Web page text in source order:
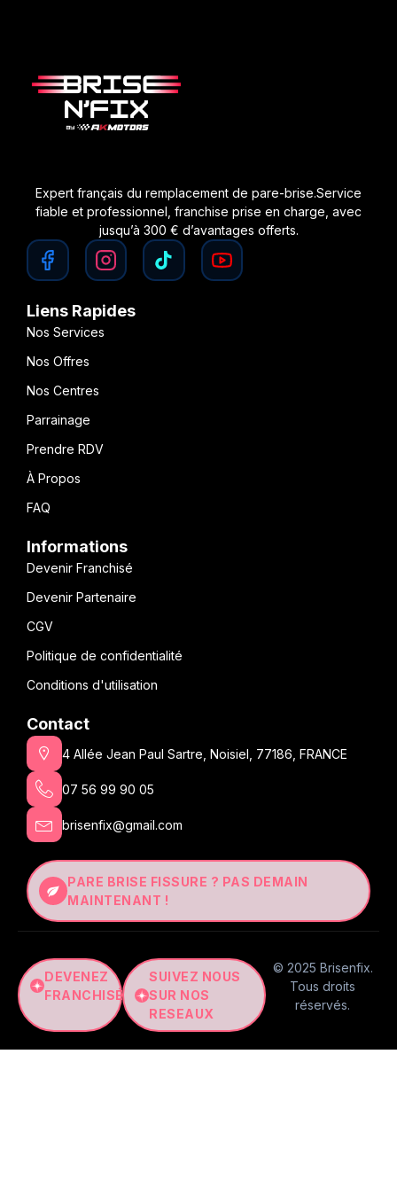
Expert français du remplacement de pare-brise.Service
fiable et professionnel, franchise prise en charge, avec
jusqu’à 300 € d’avantages offerts.
Liens Rapides
Nos Services
Nos Offres
Nos Centres
Parrainage
Prendre RDV
À Propos
FAQ
Informations
Devenir Franchisé
Devenir Partenaire
CGV
Politique de confidentialité
Conditions d'utilisation
Contact
4 Allée Jean Paul Sartre, Noisiel, 77186, FRANCE
07 56 99 90 05
brisenfix@gmail.com
PARE BRISE FISSURE ? PAS DEMAIN
MAINTENANT !
DEVENEZ
FRANCHISÉ
© 2025 Brisenfix.
Tous droits
réservés.
SUIVEZ NOUS
SUR NOS
RESEAUX